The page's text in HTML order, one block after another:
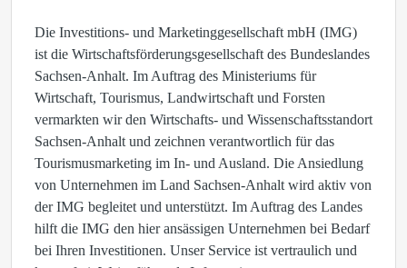
Die Investitions- und Marketinggesellschaft mbH (IMG)
ist die Wirtschaftsförderungsgesellschaft des Bundeslandes
Sachsen-Anhalt. Im Auftrag des Ministeriums für
Wirtschaft, Tourismus, Landwirtschaft und Forsten
vermarkten wir den Wirtschafts- und Wissenschaftsstandort
Sachsen-Anhalt und zeichnen verantwortlich für das
Tourismusmarketing im In- und Ausland. Die Ansiedlung
von Unternehmen im Land Sachsen-Anhalt wird aktiv von
der IMG begleitet und unterstützt. Im Auftrag des Landes
hilft die IMG den hier ansässigen Unternehmen bei Bedarf
bei Ihren Investitionen. Unser Service ist vertraulich und